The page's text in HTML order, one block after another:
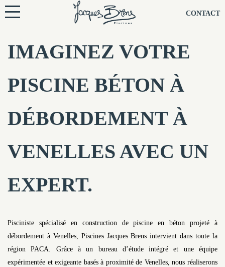
CONTACT
IMAGINEZ VOTRE
PISCINE BÉTON À
DÉBORDEMENT À
VENELLES AVEC UN
EXPERT.
Pisciniste spécialisé en construction de piscine en béton projeté à
débordement à Venelles, Piscines Jacques Brens intervient dans toute la
région PACA. Grâce à un bureau d’étude intégré et une équipe
expérimentée et exigeante basés à proximité de Venelles, nous réaliserons
NOS PISCINES
NOTRE TECHNIQUE
NOS CONSEILS
NOS AGENCES
CONTACTEZ-NOUS